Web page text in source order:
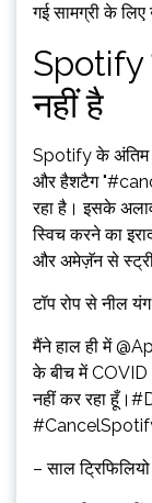
गई सामग्री के लिए
Spotify
नहीं है
Spotify के अंतिम
और हैशटैग
रहा है। इसके
स्विच करने का
और अमेज़ॅन से
टॉप रोप से नील
मैंने हाल ही में
के बीच में
नहीं कर रहा
– साल